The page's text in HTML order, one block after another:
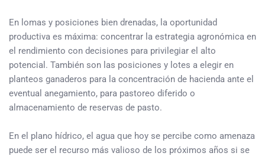
En lomas y posiciones bien drenadas, la oportunidad
productiva es máxima: concentrar la estrategia agronómica en
el rendimiento con decisiones para privilegiar el alto
potencial. También son las posiciones y lotes a elegir en
planteos ganaderos para la concentración de hacienda ante el
eventual anegamiento, para pastoreo diferido o
almacenamiento de reservas de pasto.
En el plano hídrico, el agua que hoy se percibe como amenaza
puede ser el recurso más valioso de los próximos años si se